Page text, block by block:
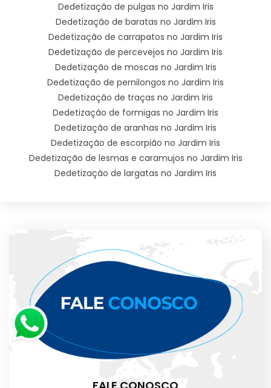
Dedetização de pulgas no Jardim Iris
Dedetização de baratas no Jardim Iris
Dedetização de carrapatos no Jardim Iris
Dedetização de percevejos no Jardim Iris
Dedetização de moscas no Jardim Iris
Dedetização de pernilongos no Jardim Iris
Dedetização de traças no Jardim Iris
Dedetização de formigas no Jardim Iris
Dedetização de aranhas no Jardim Iris
Dedetização de escorpião no Jardim Iris
Dedetização de lesmas e caramujos no Jardim Iris
Dedetização de largatas no Jardim Iris